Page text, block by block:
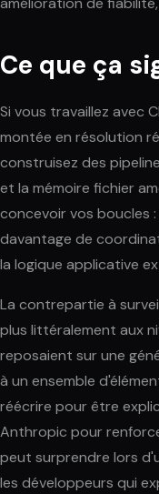
Ce que ça
Si vous travaillez avec
montée en résolution
construisez des
et la mémoire fichier
concevoir vos boucles
davantage de
la logique applicative
La contrepartie à
plus littéralement aux
reposaient sur une
à un ensemble
réécrire pour être
Anthropic pour
peut surprendre lors
les développeurs qui